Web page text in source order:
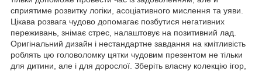
сприятиме розвитку логіки, асоціативного мислення та уяви.
Цікава розвага чудово допомагає позбутися негативних
переживань, знімає стрес, налаштовує на позитивний лад.
Оригінальний дизайн і нестандартне завдання на кмітливість
роблять цю головоломку цятки чудовим презентом не тільки
для дитини, але і для дорослої. Зберіть власну колекцію ігор,